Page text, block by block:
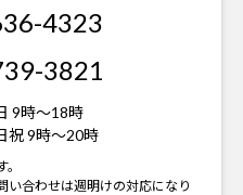
4323
3821
9時～18時
祝 9時～20時
合わせは週明けの対応になり